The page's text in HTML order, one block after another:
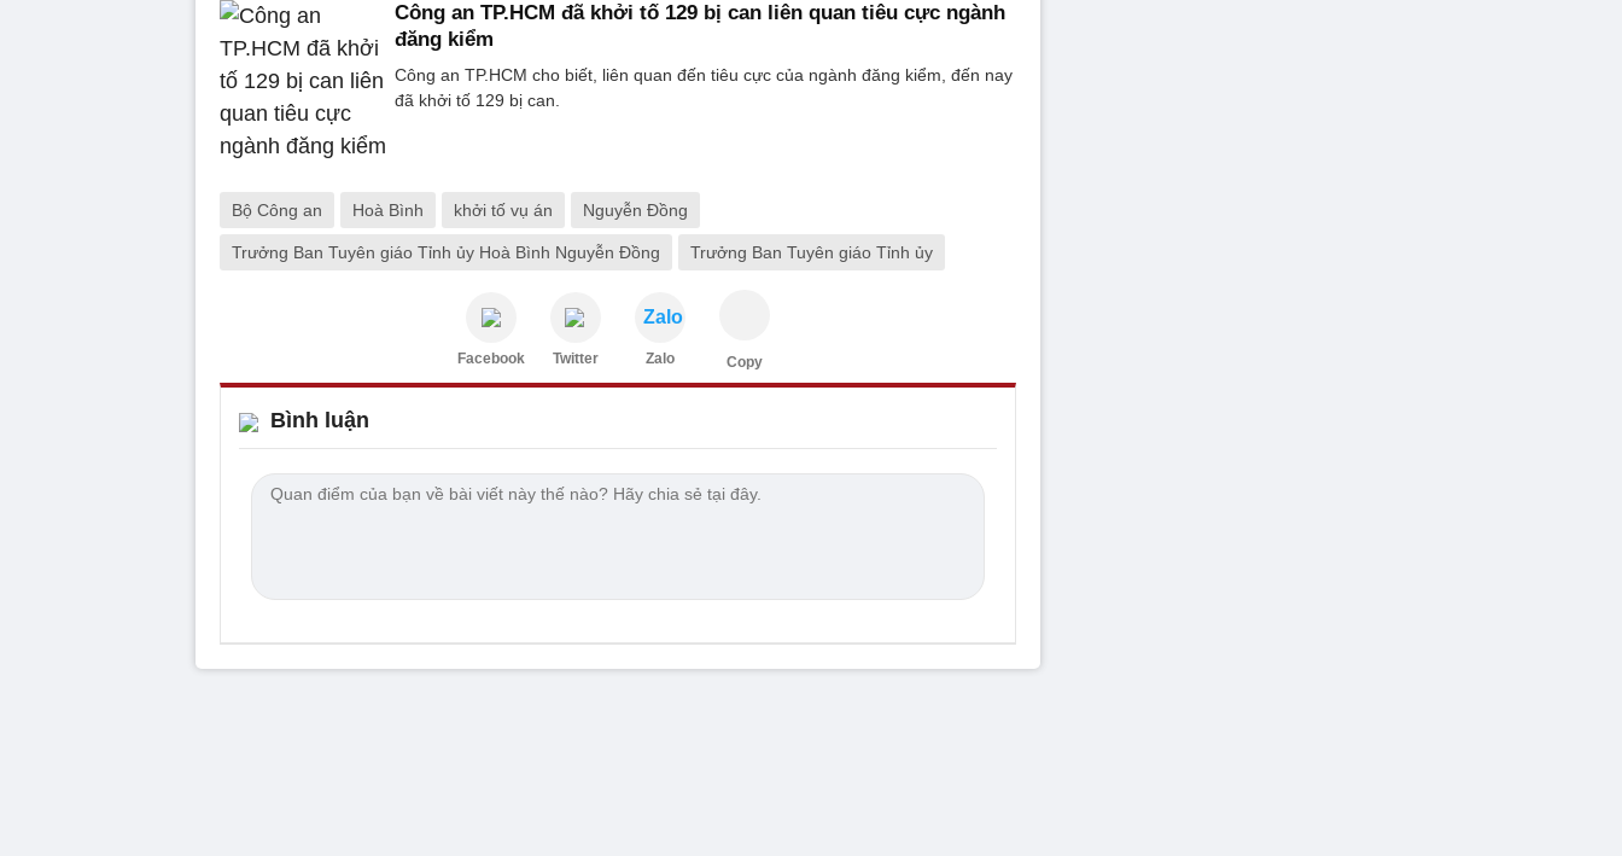
Công an TP.HCM đã khởi tố 129 bị can liên quan tiêu cực ngành
đăng kiểm
Công an TP.HCM cho biết, liên quan đến tiêu cực của ngành đăng kiểm, đến nay
đã khởi tố 129 bị can.
Bộ Công an Hoà Bình khởi tố vụ án Nguyễn Đồng
Trưởng Ban Tuyên giáo Tỉnh ủy Hoà Bình Nguyễn Đồng Trưởng Ban Tuyên giáo Tỉnh ủy
Facebook Twitter
Zalo
Zalo Copy
Bình luận